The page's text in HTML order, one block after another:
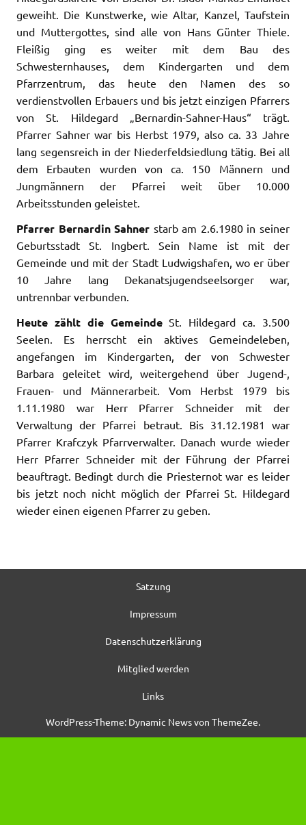
geweiht. Die Kunstwerke, wie Altar, Kanzel, Taufstein
und Muttergottes, sind alle von Hans Günter Thiele.
Fleißig ging es weiter mit dem Bau des
Schwesternhauses, dem Kindergarten und dem
Pfarrzentrum, das heute den Namen des so
verdienstvollen Erbauers und bis jetzt einzigen Pfarrers
von St. Hildegard „Bernardin-Sahner-Haus“ trägt.
Pfarrer Sahner war bis Herbst 1979, also ca. 33 Jahre
lang segensreich in der Niederfeldsiedlung tätig. Bei all
dem Erbauten wurden von ca. 150 Männern und
Jungmännern der Pfarrei weit über 10.000
Arbeitsstunden geleistet.
Pfarrer Bernardin Sahner starb am 2.6.1980 in seiner
Geburtsstadt St. Ingbert. Sein Name ist mit der
Gemeinde und mit der Stadt Ludwigshafen, wo er über
10 Jahre lang Dekanatsjugendseelsorger war,
untrennbar verbunden.
Heute zähltdie GemeindeSt. Hildegard ca. 3.500
Seelen. Es herrscht ein aktives Gemeindeleben,
angefangen im Kindergarten, der von Schwester
Barbara geleitet wird, weitergehend über Jugend-,
Frauen- und Männerarbeit. Vom Herbst 1979 bis
1.11.1980 war Herr Pfarrer Schneider mit der
Verwaltung der Pfarrei betraut. Bis 31.12.1981 war
Pfarrer Krafczyk Pfarrverwalter. Danach wurde wieder
Herr Pfarrer Schneider mit der Führung der Pfarrei
beauftragt. Bedingt durch die Priesternot war es leider
bis jetzt noch nicht möglich der Pfarrei St. Hildegard
wieder einen eigenen Pfarrer zu geben.
Satzung
Impressum
Datenschutzerklärung
Mitglied werden
Links
WordPress-Theme: Dynamic News von ThemeZee.